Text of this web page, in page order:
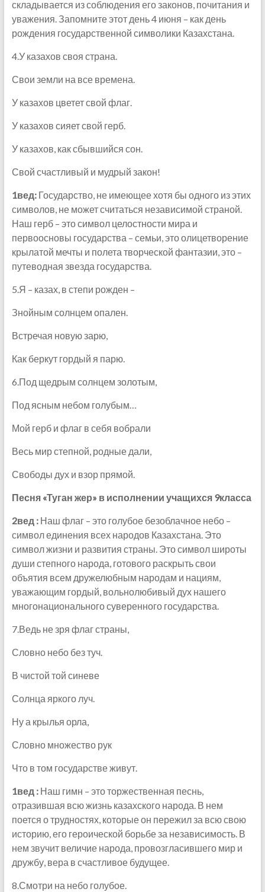
складывается из соблюдения его законов, почитания и
уважения. Запомните этот день 4 июня – как день
рождения государственной символики Казахстана.
4.У казахов своя страна.
Свои земли на все времена.
У казахов цветет свой флаг.
У казахов сияет свой герб.
У казахов, как сбывшийся сон.
Свой счастливый и мудрый закон!
1вед:Государство, не имеющее хотя бы одного из этих
символов, не может считаться независимой страной.
Наш герб – это символ целостности мира и
первоосновы государства – семьи, это олицетворение
крылатой мечты и полета творческой фантазии, это –
путеводная звезда государства.
5.Я – казах, в степи рожден –
Знойным солнцем опален.
Встречая новую зарю,
Как беркут гордый я парю.
6.Под щедрым солнцем золотым,
Под ясным небом голубым…
Мой герб и флаг в себя вобрали
Весь мир степной, родные дали,
Свободы дух и взор прямой.
Песня «Туган жер» в исполнении учащихся 9класса
2вед :Наш флаг – это голубое безоблачное небо –
символ единения всех народов Казахстана. Это
символ жизни и развития страны. Это символ широты
души степного народа, готового раскрыть свои
объятия всем дружелюбным народам и нациям,
уважающим гордый, вольнолюбивый дух нашего
многонационального суверенного государства.
7.Ведь не зря флаг страны,
Словно небо без туч.
В чистой той синеве
Солнца яркого луч.
Ну а крылья орла,
Словно множество рук
Что в том государстве живут.
1вед :Наш гимн – это торжественная песнь,
отразившая всю жизнь казахского народа. В нем
поется о трудностях, которые он пережил за всю свою
историю, его героической борьбе за независимость. В
нем звучит величие народа, провозгласившего мир и
дружбу, вера в счастливое будущее.
8.Смотри на небо голубое.